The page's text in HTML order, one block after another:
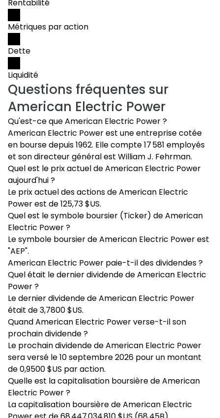
Rentabilité
Métriques par action
Dette
Liquidité
Questions fréquentes sur
American Electric Power
Qu'est-ce que American Electric Power ?
American Electric Power est une entreprise cotée
en bourse depuis 1962. Elle compte 17 581 employés
et son directeur général est William J. Fehrman.
Quel est le prix actuel de American Electric Power
aujourd'hui ?
Le prix actuel des actions de American Electric
Power est de 125,73 $US.
Quel est le symbole boursier (Ticker) de American
Electric Power ?
Le symbole boursier de American Electric Power est
"AEP".
American Electric Power paie-t-il des dividendes ?
Quel était le dernier dividende de American Electric
Power ?
Le dernier dividende de American Electric Power
était de 3,7800 $US.
Quand American Electric Power verse-t-il son
prochain dividende ?
Le prochain dividende de American Electric Power
sera versé le 10 septembre 2026 pour un montant
de 0,9500 $US par action.
Quelle est la capitalisation boursière de American
Electric Power ?
La capitalisation boursière de American Electric